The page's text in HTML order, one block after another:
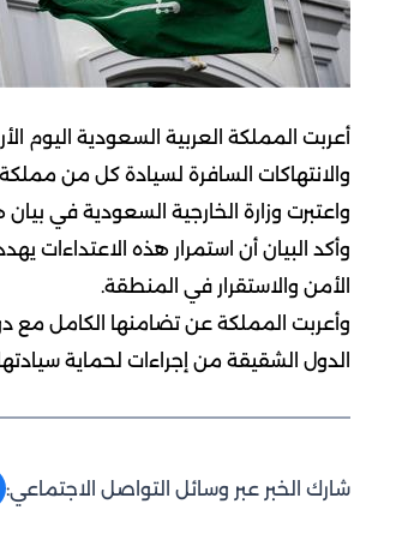
أعربت المملكة العربية السعودية اليوم
والانتهاكات السافرة لسيادة كل من
واعتبرت وزارة الخارجية السعودية في
وأكد البيان أن استمرار هذه الاعتداءات
الأمن والاستقرار في المنطقة.
وأعربت المملكة عن تضامنها الكامل مع
الدول الشقيقة من إجراءات لحماية
شارك الخبر عبر وسائل التواصل الاجتماعي: